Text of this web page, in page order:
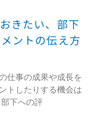
きたい、部下
ントの伝え方
仕事の成果や成長を
トしたりする機会は
下への評